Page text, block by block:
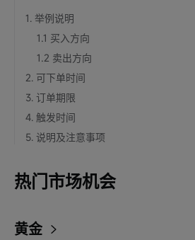
1. 举例说明
1.1 买入方向
1.2 卖出方向
2. 可下单时间
3. 订单期限
4. 触发时间
5. 说明及注意事项
热门市场机会
黄金